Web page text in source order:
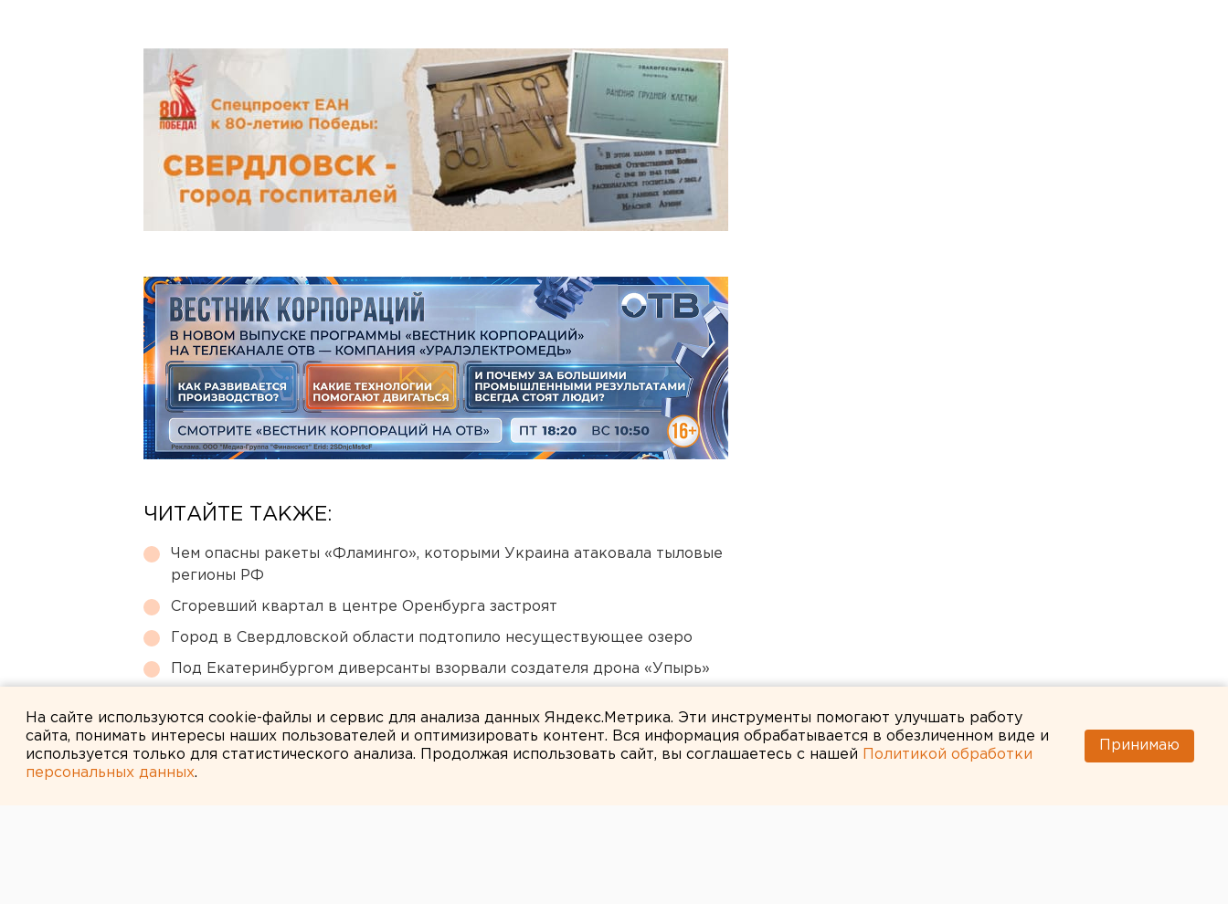
ЧИТАЙТЕ ТАКЖЕ:
Чем опасны ракеты «Фламинго», которыми Украина атаковала тыловые
регионы РФ
Сгоревший квартал в центре Оренбурга застроят
Город в Свердловской области подтопило несуществующее озеро
Под Екатеринбургом диверсанты взорвали создателя дрона «Упырь»
На сайте используются cookie-файлы и сервис для анализа данных Яндекс.Метрика. Эти инструменты помогают улучшать работу
сайта, понимать интересы наших пользователей и оптимизировать контент. Вся информация обрабатывается в обезличенном виде и
используется только для статистического анализа. Продолжая использовать сайт, вы соглашаетесь с нашей
Политикой обработки
персональных данных.
Принимаю